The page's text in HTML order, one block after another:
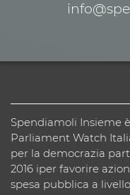
Spendiamoli Insieme
Parliament Watch
per la democrazia
2016 iper favorire
spesa pubblica a